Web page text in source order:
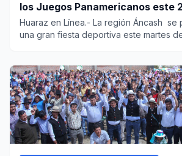
los Juegos Panamericanos este
Huaraz en Línea.- La región Áncash se
una gran fiesta deportiva este martes